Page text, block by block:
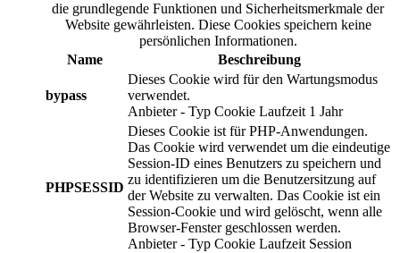
die grundlegende Funktionen und Sicherheitsmerkmale der
Website gewährleisten. Diese Cookies speichern keine
persönlichen Informationen.
Name
Beschreibung
bypass
Dieses Cookie wird für den Wartungsmodus
verwendet.
Anbieter - Typ Cookie Laufzeit 1 Jahr
PHPSESSID
Dieses Cookie ist für PHP-Anwendungen.
Das Cookie wird verwendet um die eindeutige
Session-ID eines Benutzers zu speichern und
zu identifizieren um die Benutzersitzung auf
der Website zu verwalten. Das Cookie ist ein
Session-Cookie und wird gelöscht, wenn alle
Browser-Fenster geschlossen werden.
Anbieter - Typ Cookie Laufzeit Session